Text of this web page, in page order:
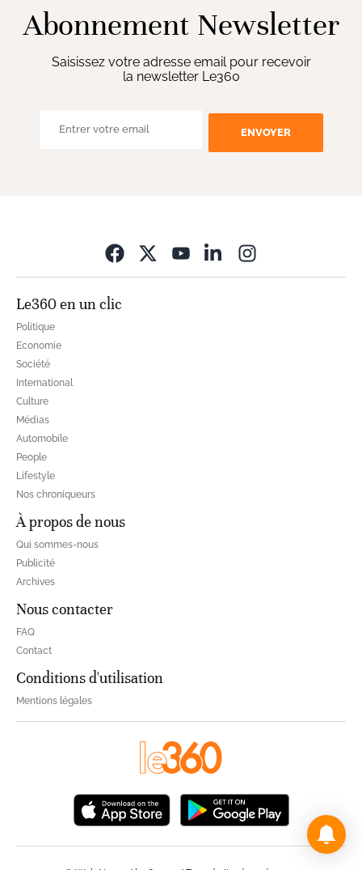
Abonnement Newsletter
Saisissez votre adresse email pour recevoir
la newsletter Le360
ENVOYER
Le360 en un clic
Politique
Economie
Société
International
Culture
Médias
Automobile
People
Lifestyle
Nos chroniqueurs
À propos de nous
Qui sommes-nous
Publicité
Archives
Nous contacter
FAQ
Contact
Conditions d'utilisation
Mentions légales